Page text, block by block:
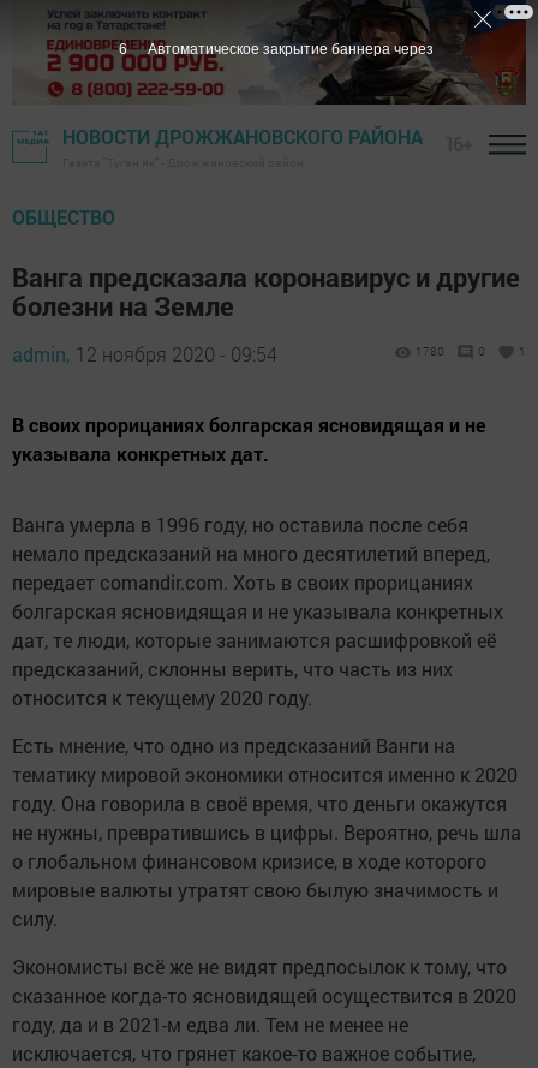
НОВОСТИ ДРОЖЖАНОВСКОГО РАЙОНА
ОБЩЕСТВО
Ванга предсказала коронавирус и другие
болезни на Земле
admin, 12 ноября 2020 - 09:54 1780 0 1
В своих прорицаниях болгарская ясновидящая и не
указывала конкретных дат.
Ванга умерла в 1996 году, но оставила после себя
немало предсказаний на много десятилетий вперед,
передает comandir.com. Хоть в своих прорицаниях
болгарская ясновидящая и не указывала конкретных
дат, те люди, которые занимаются расшифровкой её
предсказаний, склонны верить, что часть из них
относится к текущему 2020 году.
Есть мнение, что одно из предсказаний Ванги на
тематику мировой экономики относится именно к 2020
году. Она говорила в своё время, что деньги окажутся
не нужны, превратившись в цифры. Вероятно, речь шла
о глобальном финансовом кризисе, в ходе которого
мировые валюты утратят свою былую значимость и
силу.
Экономисты всё же не видят предпосылок к тому, что
сказанное когда-то ясновидящей осуществится в 2020
году, да и в 2021-м едва ли. Тем не менее не
исключается, что грянет какое-то важное событие,
5 Автоматическое закрытие баннера через